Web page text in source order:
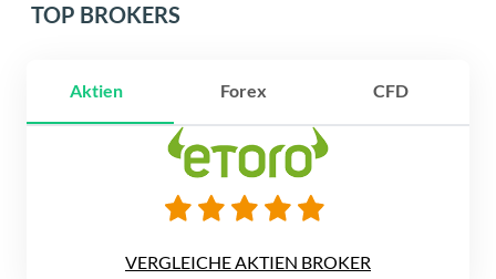
TOP BROKERS
Aktien Forex CFD
VERGLEICHE AKTIEN BROKER